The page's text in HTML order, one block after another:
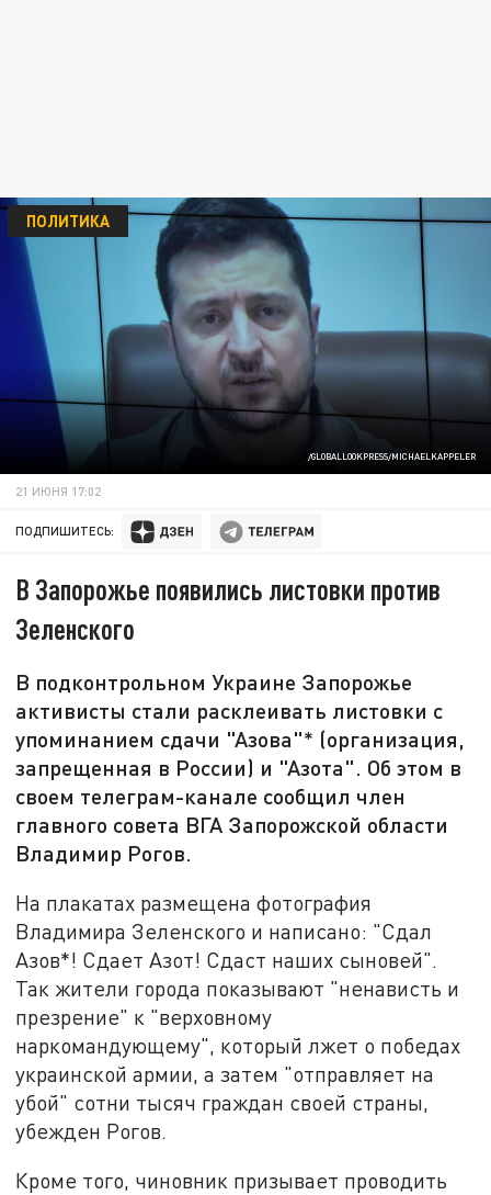
/GLOBALLOOKPRESS/MICHAELKAPPELER
ПОЛИТИКА
21 ИЮНЯ 17:02
ПОДПИШИТЕСЬ:
В Запорожье появились листовки против
Зеленского
В подконтрольном Украине Запорожье
активисты стали расклеивать листовки с
упоминанием сдачи "Азова"* (организация,
запрещенная в России) и "Азота". Об этом в
своем телеграм-канале сообщил член
главного совета ВГА Запорожской области
Владимир Рогов.
На плакатах размещена фотография
Владимира Зеленского и написано: "Сдал
Азов*! Сдает Азот! Сдаст наших сыновей".
Так жители города показывают "ненависть и
презрение" к "верховному
наркомандующему", который лжет о победах
украинской армии, а затем "отправляет на
убой" сотни тысяч граждан своей страны,
убежден Рогов.
Кроме того, чиновник призывает проводить